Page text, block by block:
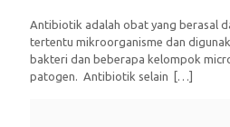
Antibiotik adalah obat yang berasal
tertentu mikroorganisme dan
bakteri dan beberapa kelompok
patogen. Antibiotik selain
[…]